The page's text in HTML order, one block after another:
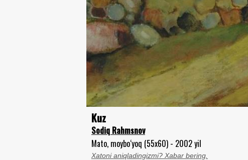
Kuz
Sodiq Rahmsnov
Mato, moybo‘yoq (55x60) - 2002 yil
Xatoni aniqladingizmi? Xabar bering.